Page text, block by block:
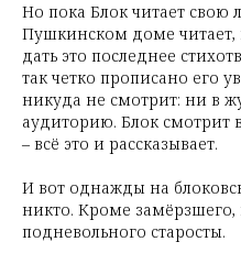
Но пока Блок читает свою
Пушкинском доме читает,
дать это последнее
так четко прописано его
никуда не смотрит: ни в
аудиторию. Блок смотрит
– всё это и рассказывает.
И вот однажды на
никто. Кроме
подневольного старосты.